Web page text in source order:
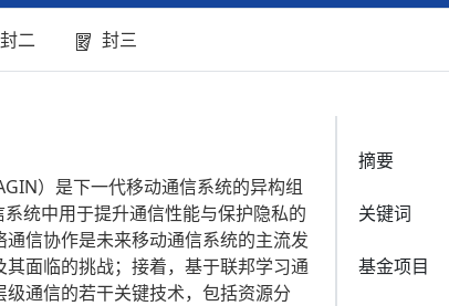
封二 封三
）是下一代移动通信系统的异构组
统中用于提升通信性能与保护隐私的
信协作是未来移动通信系统的主流发
面临的挑战；接着，基于联邦学习通
通信的若干关键技术，包括资源分
摘要
关键词
基金项目